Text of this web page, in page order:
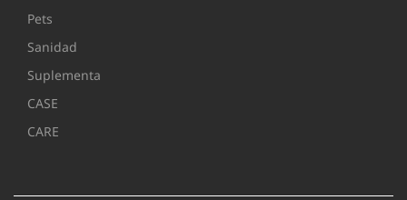
Pets
Sanidad
Suplementa
CASE
CARE